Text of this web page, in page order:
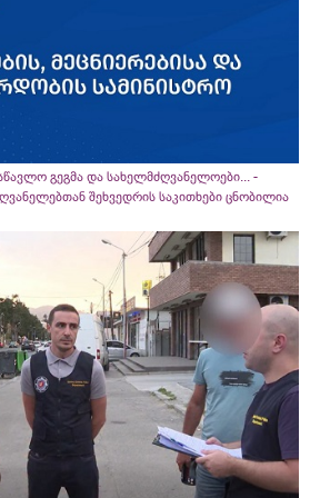
გეგმა და სახელმძღვანელოები... -
შეხვედრის საკითხები ცნობილია